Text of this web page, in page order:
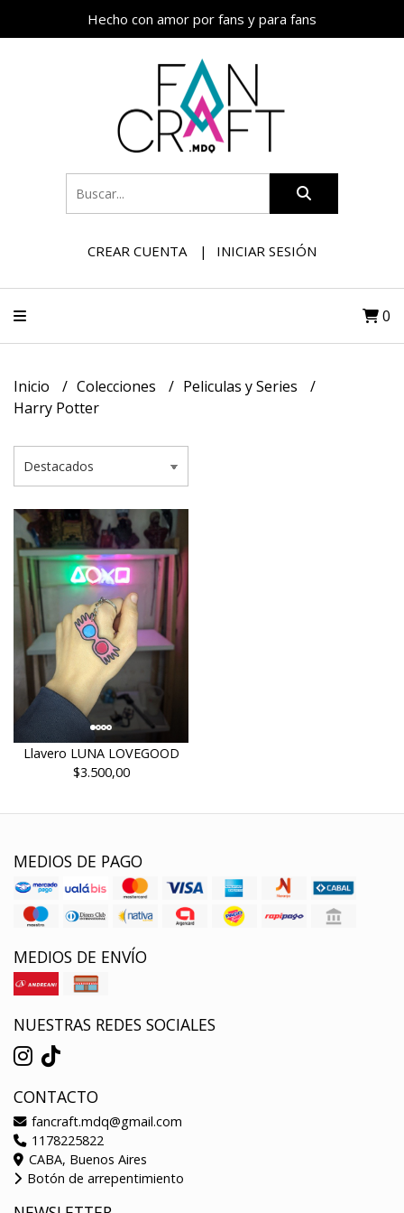
Hecho con amor por fans y para fans
CREAR CUENTA INICIAR SESIÓN
0
Inicio Colecciones
Peliculas y Series
Harry Potter
Llavero LUNA LOVEGOOD
$3.500,00
MEDIOS DE PAGO
MEDIOS DE ENVÍO
NUESTRAS REDES SOCIALES
CONTACTO
fancraft.mdq@gmail.com
1178225822
CABA, Buenos Aires
Botón de arrepentimiento